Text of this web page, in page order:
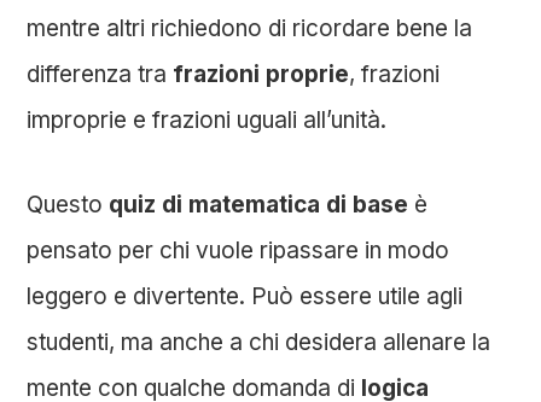
mentre altri richiedono di ricordare bene la
differenza tra frazioni proprie, frazioni
improprie e frazioni uguali all’unità.
Questo quiz di matematica di base è
pensato per chi vuole ripassare in modo
leggero e divertente. Può essere utile agli
studenti, ma anche a chi desidera allenare la
mente con qualche domanda di logica